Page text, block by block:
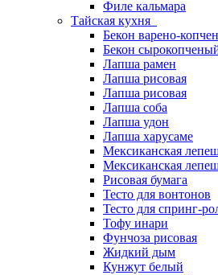
Филе кальмара
Тайская кухня
Бекон варено-
Бекон
Лапша рамен
Лапша рисовая
Лапша рисовая
Лапша соба
Лапша удон
Лапша харусаме
Мексиканская
Мексиканская
Рисовая бумага
Тесто для вонтонов
Тесто для спринг-
Тофу инари
Фунчоза рисовая
Жидкий дым
Кунжут белый